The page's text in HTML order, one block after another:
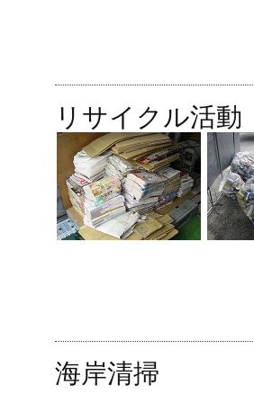
リサイクル活動
海岸清掃